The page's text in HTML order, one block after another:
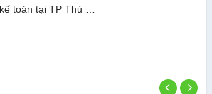
toán tại TP Thủ …